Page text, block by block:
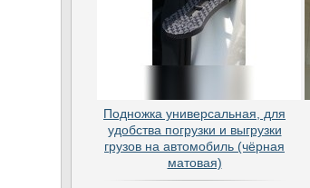
Подножка универсальная, для
удобства погрузки и выгрузки
грузов на автомобиль (чёрная
матовая)